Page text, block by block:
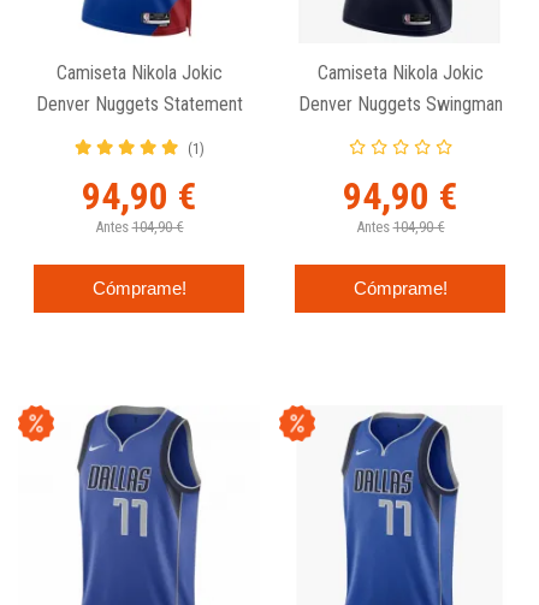
Camiseta Nikola Jokic
Denver Nuggets Statement
Edition Swingman
(1)
94,90 €
Antes 104,90 €
Cómprame!
Camiseta Nikola Jokic
Denver Nuggets Swingman
Nike Icon Edition
94,90 €
Antes 104,90 €
Cómprame!